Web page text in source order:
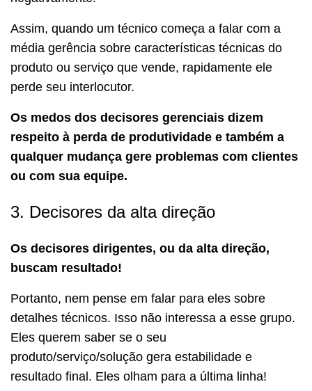
Assim, quando um técnico começa a falar com a
média gerência sobre características técnicas do
produto ou serviço que vende, rapidamente ele
perde seu interlocutor.
Os medos dos decisores gerenciais dizem
respeito à perda de produtividade e também a
qualquer mudança gere problemas com clientes
ou com sua equipe.
3. Decisores da alta direção
Os decisores dirigentes, ou da alta direção,
buscam resultado!
Portanto, nem pense em falar para eles sobre
detalhes técnicos. Isso não interessa a esse grupo.
Eles querem saber se o seu
produto/serviço/solução gera estabilidade e
resultado final. Eles olham para a última linha!